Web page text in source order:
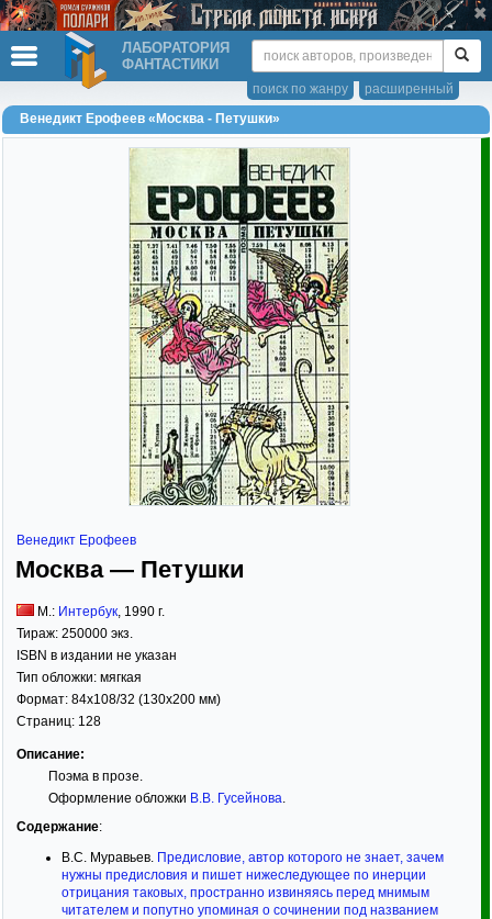
ЛАБОРАТОРИЯ
ФАНТАСТИКИ
расширенный
поиск по жанру
Венедикт Ерофеев «Москва - Петушки»
Венедикт Ерофеев
Москва — Петушки
М.: Интербук, 1990 г.
Тираж: 250000 экз.
ISBN в издании не указан
Тип обложки: мягкая
Формат: 84x108/32 (130x200 мм)
Страниц: 128
Описание:
Поэма в прозе.
Оформление обложки В.В. Гусейнова.
Содержание:
В.С. Муравьев. Предисловие, автор которого не знает, зачем
нужны предисловия и пишет нижеследующее по инерции
отрицания таковых, пространно извиняясь перед мнимым
читателем и попутно упоминая о сочинении под названием